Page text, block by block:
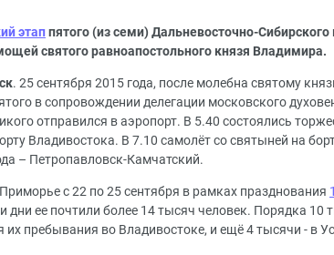
этаппятого (из семи) Дальневосточно-
святого равноапостольного князя Владимира.
. 25 сентября 2015 года, после молебна святому
в сопровождении делегации московского
отправился в аэропорт. В 5.40 состоялись
Владивостока. В 7.10 самолёт со святыней на
– Петропавловск-Камчатский.
с 22 по 25 сентября в рамках празднования
дни ее почтили более 14 тысяч человек. Порядка
пребывания во Владивостоке, и ещё 4 тысячи - в